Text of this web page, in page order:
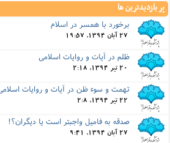
پر بازدیدترین ها
برخورد با همسر در اسلام
27 آبان 1394, 19:57
ظلم در آیات و روایات اسلامی
20 تیر 1394, 2:18
تهمت و سوء ظن در آیات و روایات اسلامی
22 تیر 1394, 2:8
صدقه به فامیل واجبتر است یا دیگران؟!
27 آبان 1394, 9:41